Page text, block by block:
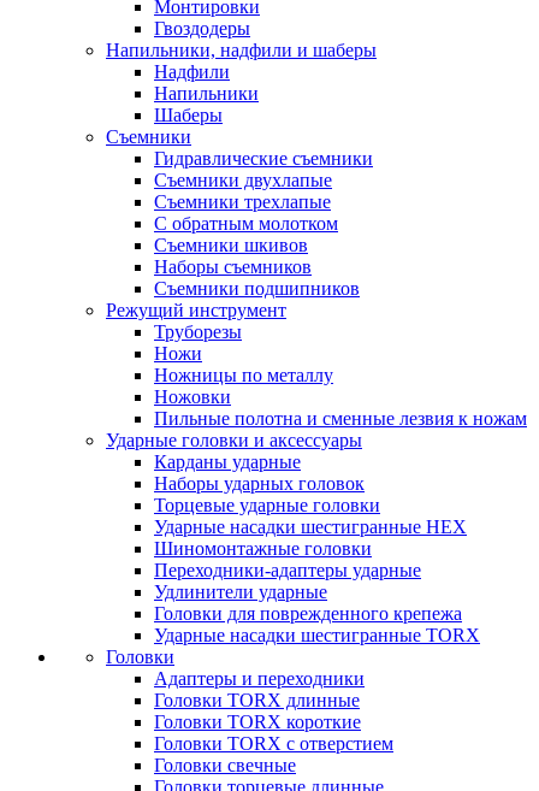
Монтировки
Гвоздодеры
Напильники, надфили и шаберы
Надфили
Напильники
Шаберы
Съемники
Гидравлические съемники
Съемники двухлапые
Съемники трехлапые
С обратным молотком
Съемники шкивов
Наборы съемников
Съемники подшипников
Режущий инструмент
Труборезы
Ножи
Ножницы по металлу
Ножовки
Пильные полотна и сменные лезвия к ножам
Ударные головки и аксессуары
Карданы ударные
Наборы ударных головок
Торцевые ударные головки
Ударные насадки шестигранные HEX
Шиномонтажные головки
Переходники-адаптеры ударные
Удлинители ударные
Головки для поврежденного крепежа
Ударные насадки шестигранные TORX
Головки
Адаптеры и переходники
Головки TORX длинные
Головки TORX короткие
Головки TORX с отверстием
Головки свечные
Головки торцевые длинные